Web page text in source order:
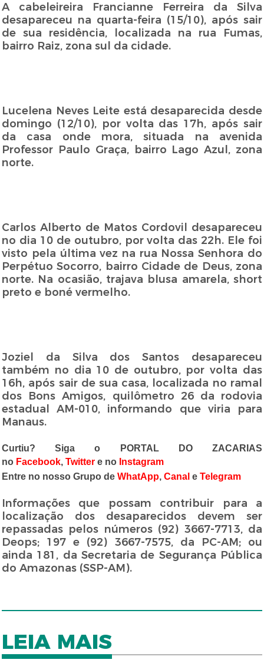
A cabeleireira Francianne Ferreira da Silva
desapareceu na quarta-feira (15/10), após sair
de sua residência, localizada na rua Fumas,
bairro Raiz, zona sul da cidade.
Lucelena Neves Leite está desaparecida desde
domingo (12/10), por volta das 17h, após sair
da casa onde mora, situada na avenida
Professor Paulo Graça, bairro Lago Azul, zona
norte.
Carlos Alberto de Matos Cordovil desapareceu
no dia 10 de outubro, por volta das 22h. Ele foi
visto pela última vez na rua Nossa Senhora do
Perpétuo Socorro, bairro Cidade de Deus, zona
norte. Na ocasião, trajava blusa amarela, short
preto e boné vermelho.
Joziel da Silva dos Santos desapareceu
também no dia 10 de outubro, por volta das
16h, após sair de sua casa, localizada no ramal
dos Bons Amigos, quilômetro 26 da rodovia
estadual AM-010, informando que viria para
Manaus.
Curtiu? Siga o PORTAL DO ZACARIAS
no Facebook,Twitter e no Instagram
Entre no nosso Grupo deWhatApp,Canal eTelegram
Informações que possam contribuir para a
localização dos desaparecidos devem ser
repassadas pelos números (92) 3667-7713, da
Deops; 197 e (92) 3667-7575, da PC-AM; ou
ainda 181, da Secretaria de Segurança Pública
do Amazonas (SSP-AM).
LEIA MAIS